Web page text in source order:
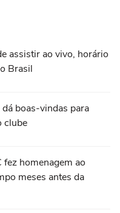
assistir ao vivo, horário
Brasil
boas-vindas para
clube
fez homenagem ao
meses antes da